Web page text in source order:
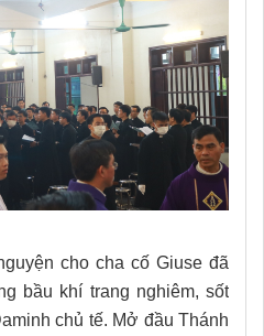
cho cha cố Giuse đã
bầu khí trang nghiêm, sốt
chủ tế. Mở đầu Thánh